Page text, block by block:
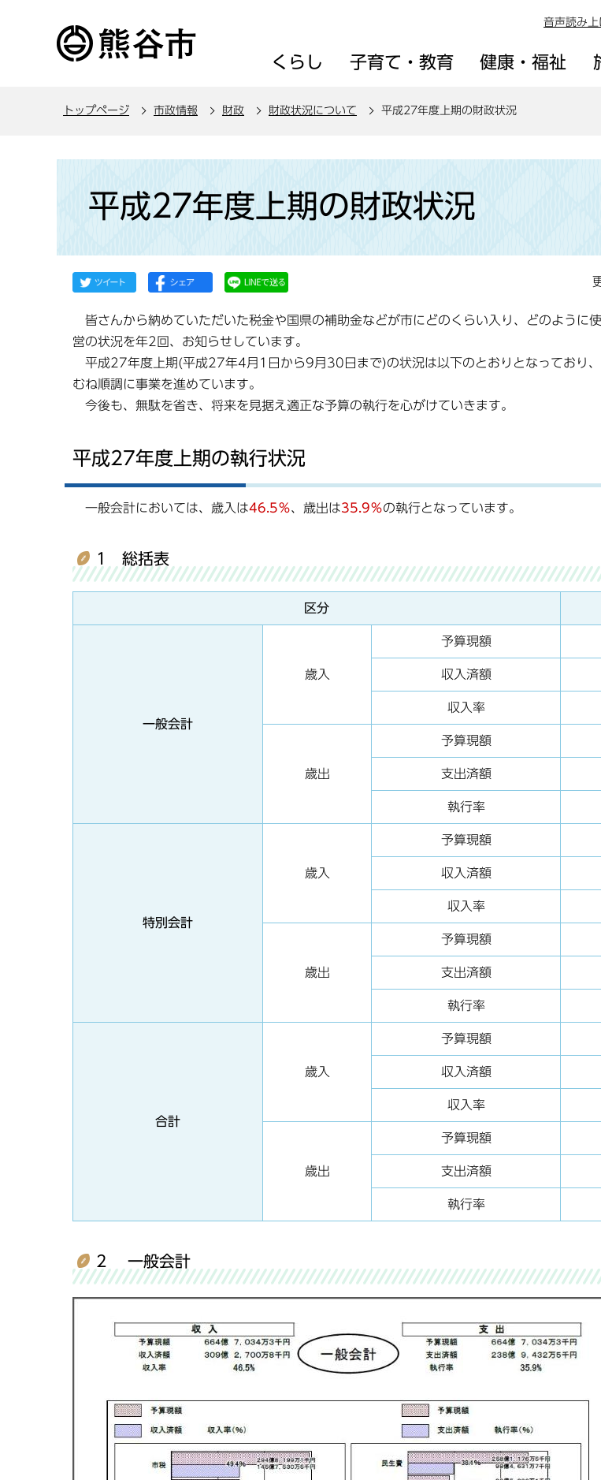
音声読み
くらし 子育て・教育 健康・福祉
トップページ 市政情報 財政 財政状況について 平成27年度上期の財政状況
か
平成27年度上期の財政状況
皆さんから納めていただいた税金や国県の補助金などが市にどのくらい入り、どのように
営の状況を年2回、お知らせしています。
平成27年度上期(平成27年4月1日から9月30日まで)の状況は以下のとおりとなっており、
むね順調に事業を進めています。
今後も、無駄を省き、将来を見据え適正な予算の執行を心がけていきます。
平成27年度上期の執行状況
一般会計においては、歳入は46.5％、歳出は35.9％の執行となっています。
1 総括表
区分
一般会計
歳入
予算現額
収入済額
収入率
歳出
予算現額
支出済額
執行率
特別会計
歳入
予算現額
収入済額
収入率
歳出
予算現額
支出済額
執行率
合計
歳入
予算現額
収入済額
収入率
歳出
予算現額
支出済額
執行率
2 一般会計